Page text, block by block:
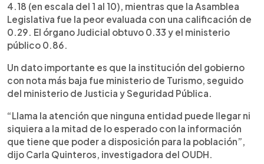
4.18 (en escala del 1 al 10), mientras que la Asamblea
Legislativa fue la peor evaluada con una calificación de
0.29. El órgano Judicial obtuvo 0.33 y el ministerio
público 0.86.
Un dato importante es que la institución del gobierno
con nota más baja fue ministerio de Turismo, seguido
del ministerio de Justicia y Seguridad Pública.
“Llama la atención que ninguna entidad puede llegar ni
siquiera a la mitad de lo esperado con la información
que tiene que poder a disposición para la población”,
dijo Carla Quinteros, investigadora del OUDH.